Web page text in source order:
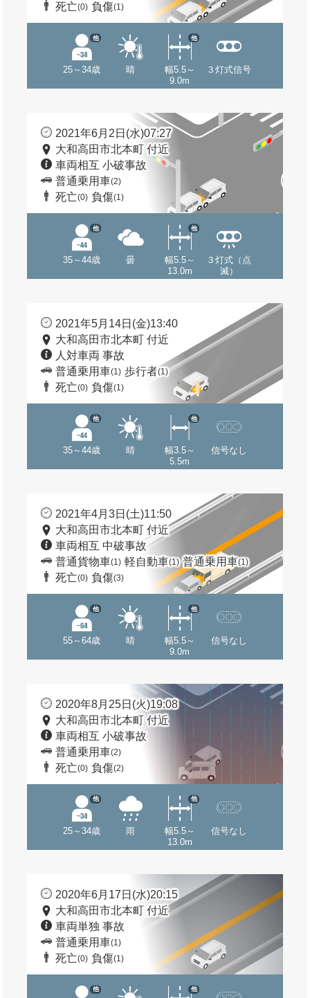
死亡(0) 負傷(1)
25～34歳
他
晴
幅5.5～
9.0m
他
３灯式信号
2021年6月2日(水)07:27
大和高田市北本町 付近
車両相互 小破事故
普通乗用車(2)
死亡(0) 負傷(1)
35～44歳
他
曇
幅5.5～
13.0m
他
３灯式（点
滅）
2021年5月14日(金)13:40
大和高田市北本町 付近
人対車両 事故
普通乗用車(1) 歩行者(1)
死亡(0) 負傷(1)
35～44歳
他
晴
幅3.5～
5.5m
他
信号なし
2021年4月3日(土)11:50
大和高田市北本町 付近
車両相互 中破事故
普通貨物車(1) 軽自動車(1) 普通乗用車(1)
死亡(0) 負傷(3)
55～64歳
他
晴
幅5.5～
9.0m
他
信号なし
2020年8月25日(火)19:08
大和高田市北本町 付近
車両相互 小破事故
普通乗用車(2)
死亡(0) 負傷(2)
25～34歳
他
雨
幅5.5～
13.0m
他
信号なし
2020年6月17日(水)20:15
大和高田市北本町 付近
車両単独 事故
普通乗用車(1)
死亡(0) 負傷(1)
他 他